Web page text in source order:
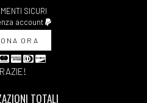
SICURI
account
ORA
TOTALI